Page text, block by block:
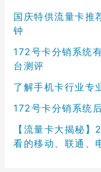
国庆特供流量卡
钟
172号卡分销系统
台测评
了解手机卡行业专
172号卡分销系统
【流量卡大揭秘
看的移动、联通、